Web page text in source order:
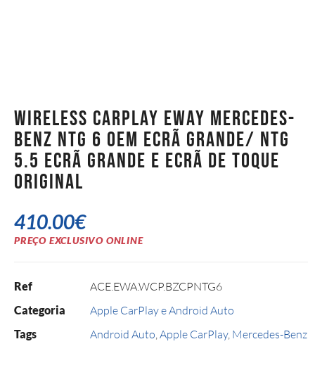
Wireless CarPlay Eway Mercedes-
Benz NTG 6 OEM ecrã grande/ NTG
5.5 ecrã grande e ecrã de toque
original
410.00€
PREÇO EXCLUSIVO ONLINE
Ref ACE.EWA.WCP.BZCPNTG6
Categoria Apple CarPlay e Android Auto
Tags Android Auto Apple CarPlay, Mercedes-Benz